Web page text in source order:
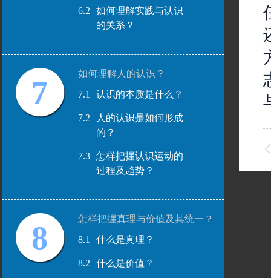
6.2
如何理解实践与认识
的关系？
7
如何理解人的认识？
7.1
认识的本质是什么？
7.2
人的认识是如何形成
的？
7.3
怎样把握认识运动的
过程及趋势？
8
怎样把握真理与价值及其统一？
8.1
什么是真理？
8.2 什么是价值？